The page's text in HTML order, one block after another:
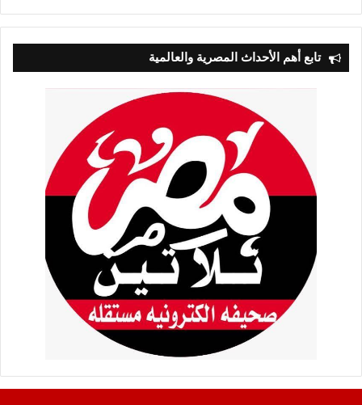
تابع أهم الأحداث المصرية والعالمية